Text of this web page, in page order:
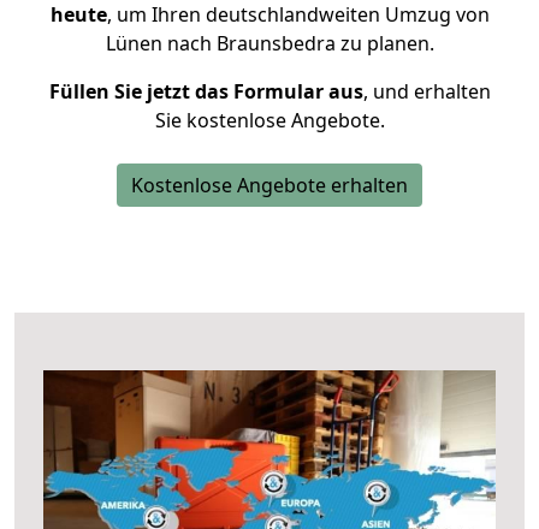
heute, um Ihren deutschlandweiten Umzug von
Lünen nach Braunsbedra zu planen.
Füllen Sie jetzt das Formular aus, und erhalten
Sie kostenlose Angebote.
Kostenlose Angebote erhalten